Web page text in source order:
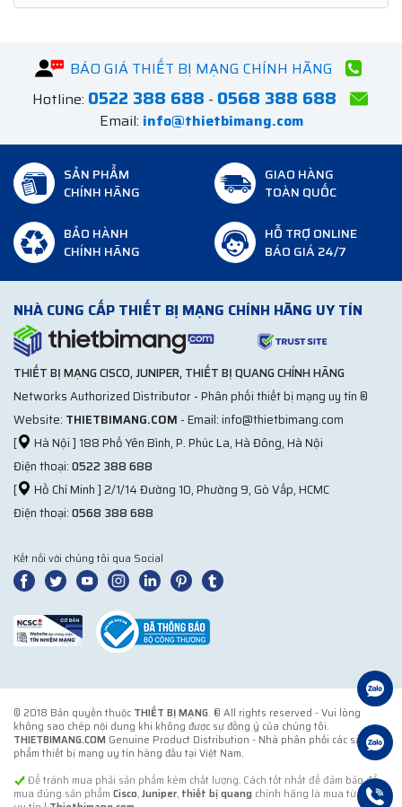
BÁO GIÁ THIẾT BỊ MẠNG CHÍNH HÃNG
Hotline: 0522 388 688 - 0568 388 688
Email: info@thietbimang.com
SẢN PHẨM
CHÍNH HÃNG
GIAO HÀNG
TOÀN QUỐC
BẢO HÀNH
CHÍNH HÃNG
HỖ TRỢ ONLINE
BÁO GIÁ 24/7
NHÀ CUNG CẤP THIẾT BỊ MẠNG CHÍNH HÃNG UY TÍN
THIẾT BỊ MẠNG CISCO, JUNIPER, THIẾT BỊ QUANG CHÍNH HÃNG
Networks Authorized Distributor - Phân phối thiết bị mạng uy tín ®
Website: THIETBIMANG.COM - Email: info@thietbimang.com
[
Hà Nội ] 188 Phố Yên Bình, P. Phúc La, Hà Đông, Hà Nội
Điện thoại:0522 388 688
[
Hồ Chí Minh ] 2/1/14 Đường 10, Phường 9, Gò Vấp, HCMC
Điện thoại:0568 388 688
Kết nối với chúng tôi qua Social
© 2018 Bản quyền thuộc THIẾT BỊ MẠNG. ® All rights reserved - Vui lòng
không sao chép nội dung khi không được sự đồng ý của chúng tôi.
THIETBIMANG.COM Genuine Product Distribution - Nhà phân phối các sản
phẩm thiết bị mạng uy tín hàng đầu tại Việt Nam.
Để tránh mua phải sản phẩm kém chất lượng. Cách tốt nhất để đảm bảo để
mua đúng sản phẩm Cisco,Juniper, thiết bị quang chính hãng là mua từ đơn vị